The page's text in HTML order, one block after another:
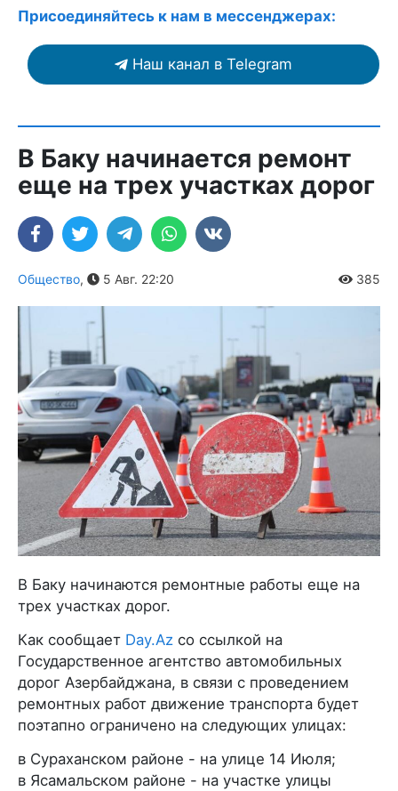
Присоединяйтесь к нам в мессенджерах:
Наш канал в Telegram
В Баку начинается ремонт
еще на трех участках дорог
Общество, 5 Авг. 22:20 385
В Баку начинаются ремонтные работы еще на
трех участках дорог.
Как сообщает Day.Az со ссылкой на
Государственное агентство автомобильных
дорог Азербайджана, в связи с проведением
ремонтных работ движение транспорта будет
поэтапно ограничено на следующих улицах:
в Сураханском районе - на улице 14 Июля;
в Ясамальском районе - на участке улицы